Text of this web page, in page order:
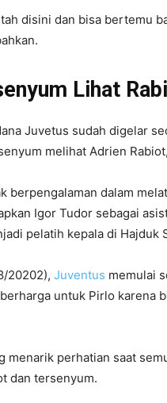
disini dan bisa bertemu
Lihat
Juvetus sudah digelar
melihat Adrien
berpengalaman dalam
Igor Tudor sebagai
pelatih kepala di Hajduk
20202), Juventus memulai
untuk Pirlo karena
menarik perhatian saat
dan tersenyum.